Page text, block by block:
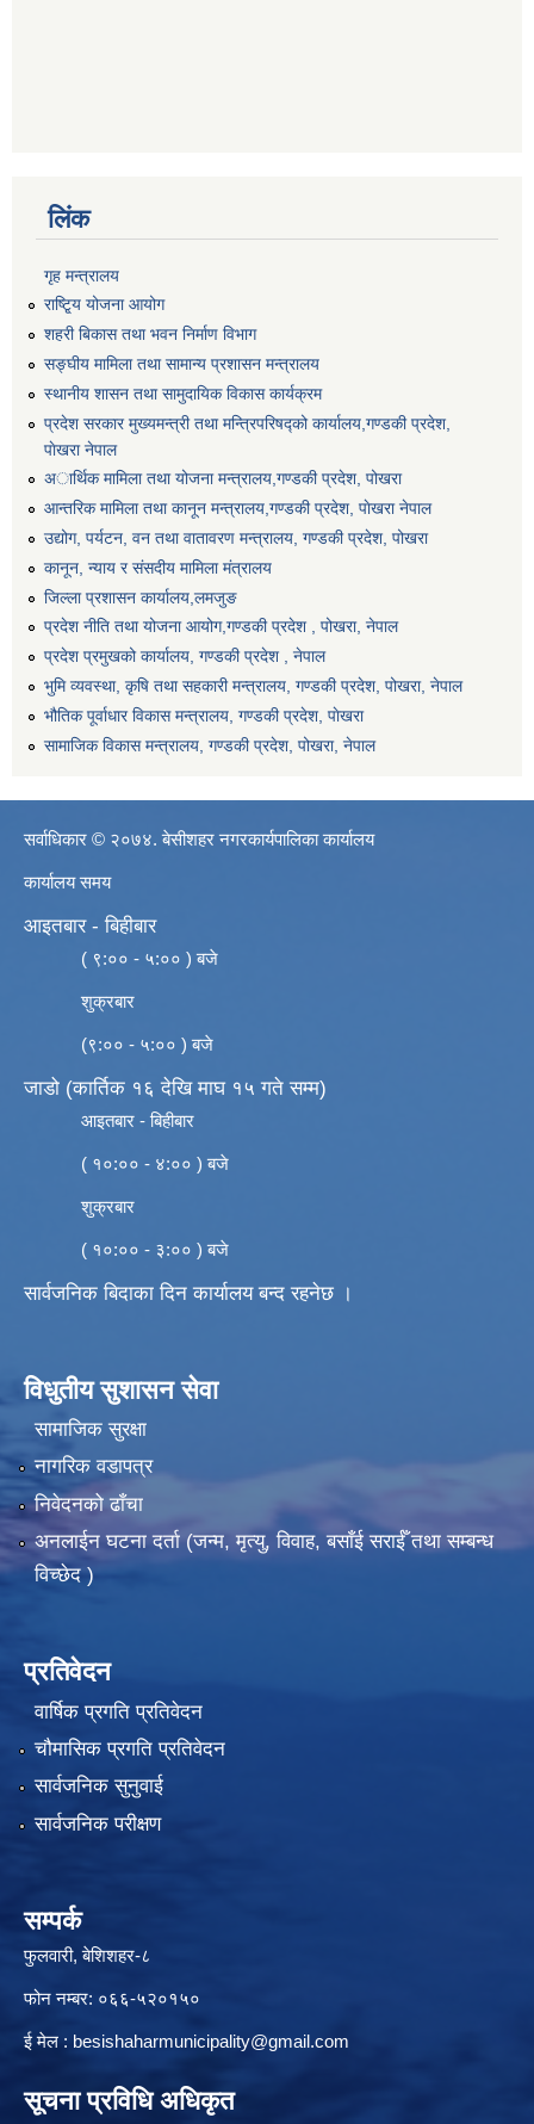
लिंक
गृह मन्त्रालय
राष्टि्ृय योजना आयोग
शहरी बिकास तथा भवन निर्माण विभाग
सङ्घीय मामिला तथा सामान्य प्रशासन मन्त्रालय
स्थानीय शासन तथा सामुदायिक विकास कार्यक्रम
प्रदेश सरकार मुख्यमन्त्री तथा मन्त्रिपरिषद्को कार्यालय,गण्डकी प्रदेश,
पाेखरा नेपाल
अार्थिक मामिला तथा योजना मन्त्रालय,गण्डकी प्रदेश, पोखरा
आन्तरिक मामिला तथा कानून मन्त्रालय,गण्डकी प्रदेश, पाेखरा नेपाल
उद्योग, पर्यटन, वन तथा वातावरण मन्त्रालय, गण्डकी प्रदेश, पोखरा
कानून, न्याय र संसदीय मामिला मंत्रालय
जिल्ला प्रशासन कार्यालय,लमजुङ
प्रदेश नीति तथा योजना आयोग,गण्डकी प्रदेश , पोखरा, नेपाल
प्रदेश प्रमुखको कार्यालय, गण्डकी प्रदेश , नेपाल
भुमि व्यवस्था, कृषि तथा सहकारी मन्त्रालय, गण्डकी प्रदेश, पोखरा, नेपाल
भौतिक पूर्वाधार विकास मन्त्रालय, गण्डकी प्रदेश, पाेखरा
सामाजिक विकास मन्त्रालय, गण्डकी प्रदेश, पोखरा, नेपाल
सर्वाधिकार © २०७४. बेसीशहर नगरकार्यपालिका कार्यालय
कार्यालय समय
आइतबार - बिहीबार
( ९:०० - ५:०० ) बजे
शुक्रबार
(९:०० - ५:०० ) बजे
जाडो (कार्तिक १६ देखि माघ १५ गते सम्म)
आइतबार - बिहीबार
( १०:०० - ४:०० ) बजे
शुक्रबार
( १०:०० - ३:०० ) बजे
सार्वजनिक बिदाका दिन कार्यालय बन्द रहनेछ ।
विधुतीय सुशासन सेवा
सामाजिक सुरक्षा
नागरिक वडापत्र
निवेदनको ढाँचा
अनलाईन घटना दर्ता (जन्म, मृत्यु, विवाह, बसाँई सराईँ तथा सम्बन्ध
विच्छेद )
प्रतिवेदन
वार्षिक प्रगति प्रतिवेदन
चौमासिक प्रगति प्रतिवेदन
सार्वजनिक सुनुवाई
सार्वजनिक परीक्षण
सम्पर्क
फुलवारी, बेशिशहर-८
फोन नम्बर: ०६६-५२०१५०
ई मेल : besishaharmunicipality@gmail.com
सूचना प्रविधि अधिकृत